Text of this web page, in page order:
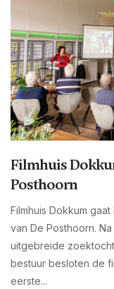
Filmhuis
Posthoorn
Filmhuis Dokkum
van De Posthoorn.
uitgebreide
bestuur besloten de
eerste...